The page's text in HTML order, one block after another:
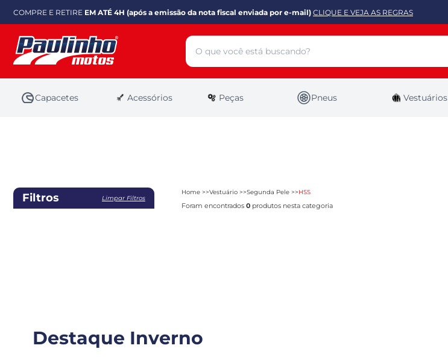
COMPRE E RETIRE EM ATÉ 4H (após a emissão da nota fiscal enviada por e-mail) CLIQUE E VEJA AS REGRAS
Capacetes Acessórios Peças Pneus Vestuários
Filtros Limpar Filtros
Home Vestuário Segunda Pele HSS
Foram encontrados 0 produtos nesta categoria
Destaque Inverno